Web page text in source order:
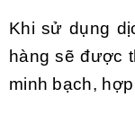
Khi sử dụng
hàng sẽ được
minh bạch,